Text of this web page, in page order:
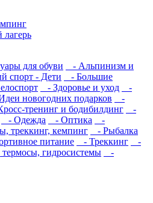
для обуви
- Альпинизм и
спорт - Дети
- Большие
- Здоровье и уход
-
новогодних подарков
-
тренинг и бодибилдинг
-
- Одежда - Оптика
-
треккинг, кемпинг
- Рыбалка
питание - Треккинг
-
гидросистемы
-